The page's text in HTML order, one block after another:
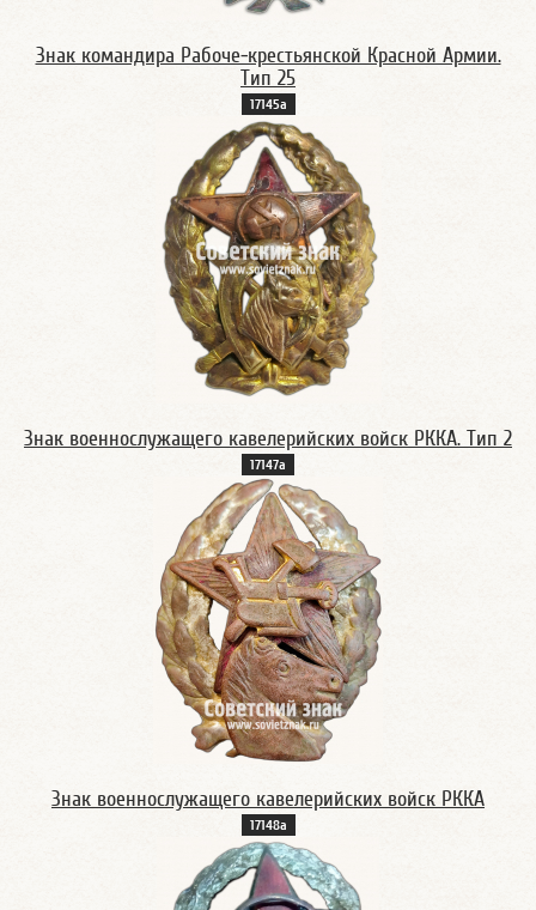
Знак командира Рабоче-крестьянской Красной Армии.
Тип 25
17145а
Знак военнослужащего кавелерийских войск РККА. Тип 2
17147а
Знак военнослужащего кавелерийских войск РККА
17148а